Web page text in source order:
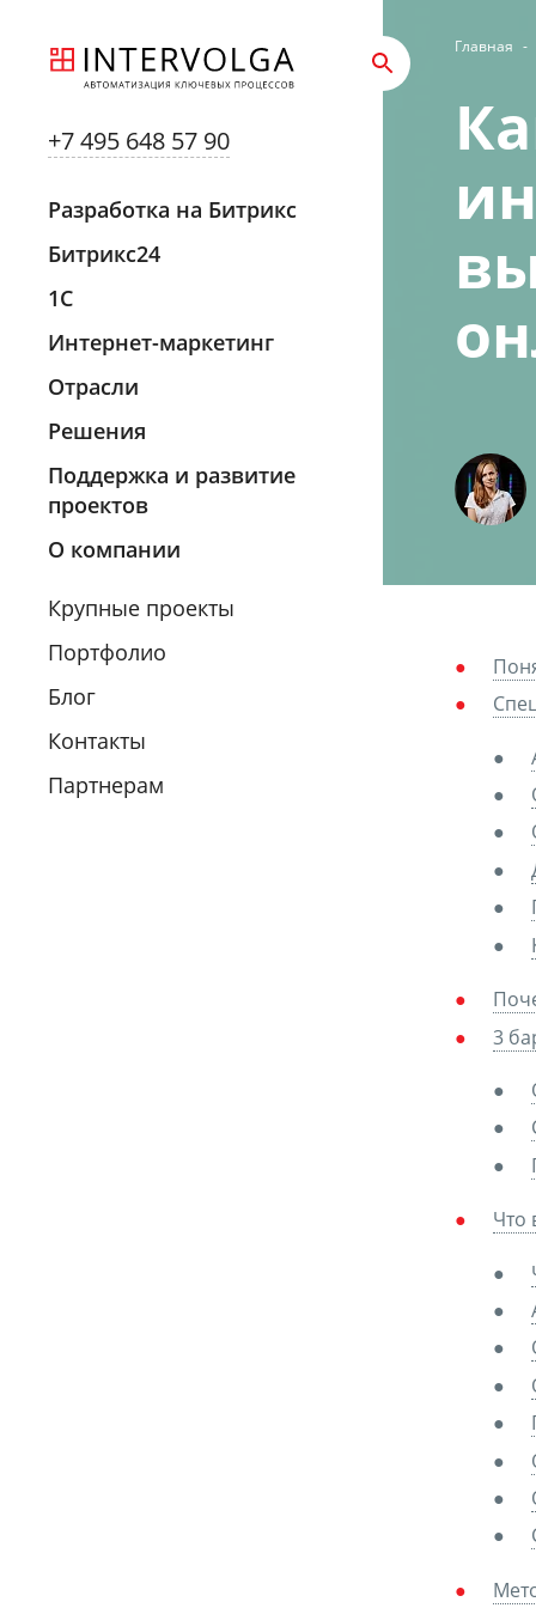
+7 495 648 57 90
Разработка на Битрикс
Битрикс24
1С
Интернет-маркетинг
Отрасли
Решения
Поддержка и развитие
проектов
О компании
Крупные проекты
Портфолио
Блог
Контакты
Партнерам
Главная -
3
Что